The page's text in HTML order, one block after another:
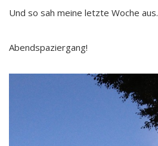
Und so sah meine letzte Woche aus.
Abendspaziergang!